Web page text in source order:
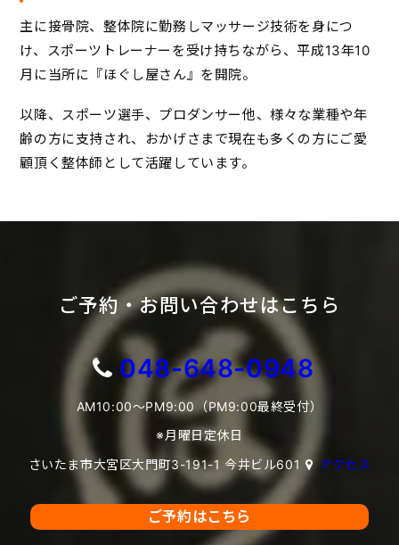
主に接骨院、整体院に勤務しマッサージ技術を身につ
け、スポーツトレーナーを受け持ちながら、平成13年10
月に当所に『ほぐし屋さん』を開院。
以降、スポーツ選手、プロダンサー他、様々な業種や年
齢の方に支持され、おかげさまで現在も多くの方にご愛
顧頂く整体師として活躍しています。
ご予約・お問い合わせはこちら
048-648-0948
AM10:00～PM9:00（PM9:00最終受付）
※月曜日定休日
さいたま市大宮区大門町3-191-1 今井ビル601
アクセス
ご予約はこちら